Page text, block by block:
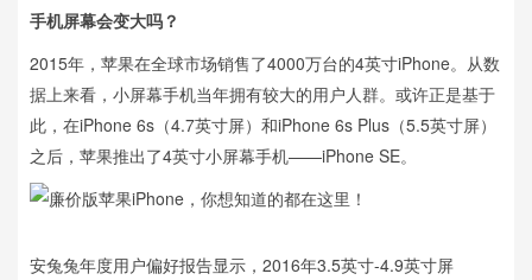
手机屏幕会变大吗？
2015年，苹果在全球市场销售了4000万台的4英寸iPhone。从数
据上来看，小屏幕手机当年拥有较大的用户人群。或许正是基于
此，在iPhone 6s（4.7英寸屏）和iPhone 6s Plus（5.5英寸屏）
之后，苹果推出了4英寸小屏幕手机——iPhone SE。
安兔兔年度用户偏好报告显示，2016年3.5英寸-4.9英寸屏